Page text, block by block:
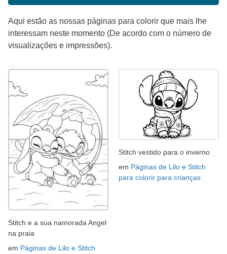
Aqui estão as nossas páginas para colorir que mais lhe
interessam neste momento (De acordo com o número de
visualizações e impressões).
Stitch e a sua namorada Angel
na praia
em Páginas de Lilo e Stitch
Stitch vestido para o inverno
em Páginas de Lilo e Stitch
para colorir para crianças